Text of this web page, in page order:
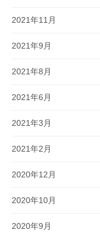
2021年11月
2021年9月
2021年8月
2021年6月
2021年3月
2021年2月
2020年12月
2020年10月
2020年9月